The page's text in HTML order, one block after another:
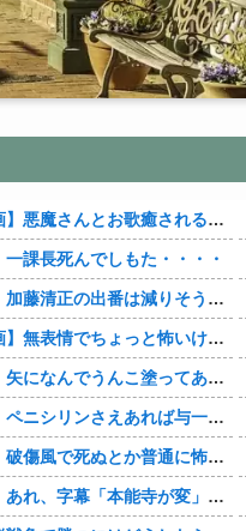
魔さんとお歌癒される・・・・
一課長死んでしもた・・・・
清正の出番は減りそう・・・・
情でちょっと怖いけどかわいい・・・・
んでうんこ塗ってあるんだよ・・・・
ンさえあれば与一郎助かったのか・・・？
風で死ぬとか普通に怖い・・・・
幕「本能寺が変」じゃなかった・・・？